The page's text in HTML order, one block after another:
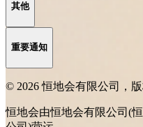
其他
重要通知
© 2026 恒地会有限公司，版
恒地会由恒地会有限公司(